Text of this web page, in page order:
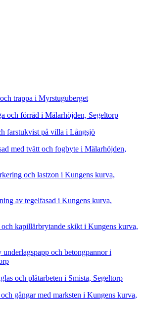
trappa i Myrstuguberget
och förråd i Mälarhöjden, Segeltorp
farstukvist på villa i Långsjö
med tvätt och fogbyte i Mälarhöjden,
och lastzon i Kungens kurva,
av tegelfasad i Kungens kurva,
kapillärbrytande skikt i Kungens kurva,
och betongpannor i
och plåtarbeten i Smista, Segeltorp
gångar med marksten i Kungens kurva,